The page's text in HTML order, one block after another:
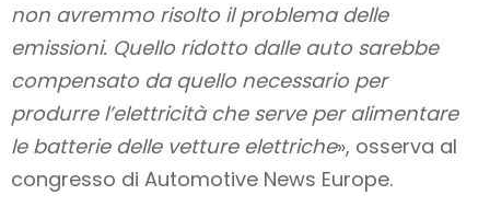
non avremmo risolto il problema delle
emissioni. Quello ridotto dalle auto sarebbe
compensato da quello necessario per
produrre l’elettricità che serve per alimentare
le batterie delle vetture elettriche», osserva al
congresso di Automotive News Europe.